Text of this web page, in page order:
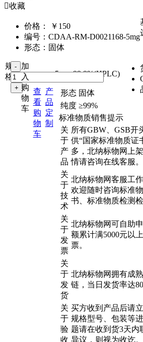
收藏
价格：
￥150
编号： CDAA-RM-D0021168-5mg
形态： 固体
规
格：
5mg,99.9%(HPLC)
加
入
购
物
车
查
看
购
物
车
产
品
定
制
形态 固体
纯度 ≥99%
标准物质销售提示
关
于
产
品
所有GBW、GSB开
供“国家标准物质证
多，北纳标物网上
情请咨询在线客服。
关
于
技
术
北纳标物网客服工作
欢迎随时咨询标准
书、标准物质检测
关
于
发
票
北纳标物网可自助
额累计满5000元以
票。
关
于
发
货
北纳标物网拥有成
链，当日发货率达
关
于
验
收
买方收到产品后请
规格型号、包装等
题请在收到货3天内
异议，则视为收讫。